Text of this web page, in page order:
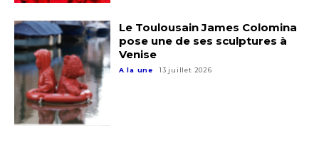
Adresse email*
Le Toulousain James Colomina
pose une de ses sculptures à
Venise
A la une 13 juillet 2026